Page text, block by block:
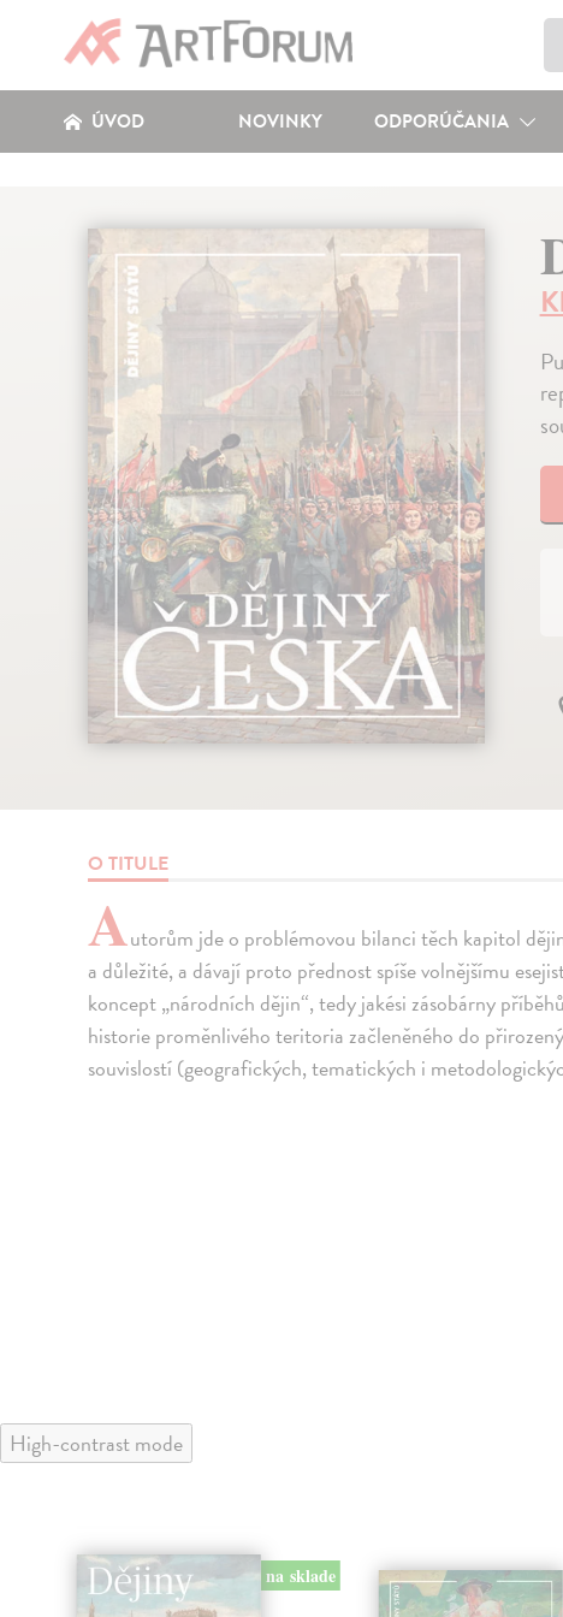
ÚVOD NOVINKY ODPORÚČANIA
O TITULE
Autorům jde o problémovou bilanci těch kapitol
a důležité, a dávají proto přednost spíše volnějšímu
koncept „národních dějin“, tedy jakési zásobárny
historie proměnlivého teritoria začleněného do
souvislostí (geografických, tematických i
High-contrast mode
na sklade